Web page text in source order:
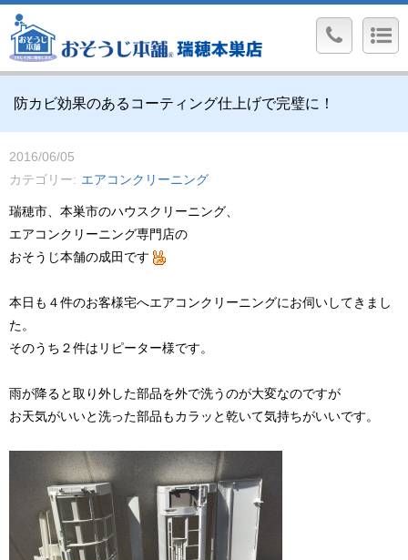
防カビ効果のあるコーティング仕上げで完璧に！
2016/06/05
カテゴリー
エアコンクリーニング
瑞穂市、本巣市のハウスクリーニング、
エアコンクリーニング専門店の
おそうじ本舗の成田です
本日も４件のお客様宅へエアコンクリーニングにお伺いしてきまし
た。
そのうち２件はリピーター様です。
雨が降ると取り外した部品を外で洗うのが大変なのですが
お天気がいいと洗った部品もカラッと乾いて気持ちがいいです。